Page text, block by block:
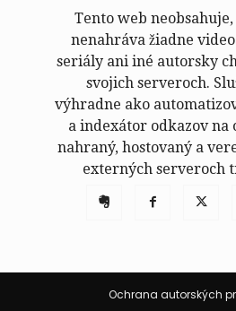
Tento web
nenahráva žiadne
seriály ani iné autorsky
svojich serveroch.
výhradne ako
a indexátor odkazov na
nahraný, hostovaný a
externých serveroch
Ochrana autorských